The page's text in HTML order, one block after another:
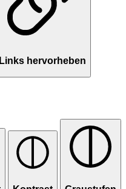
Links hervorheben